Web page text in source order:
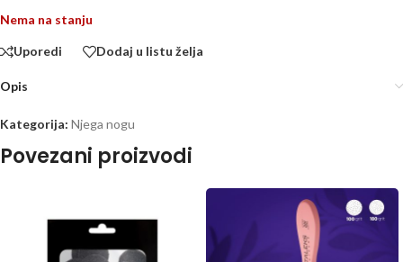
Nema na stanju
Uporedi Dodaj u listu želja
Opis
Kategorija: Njega nogu
Povezani proizvodi